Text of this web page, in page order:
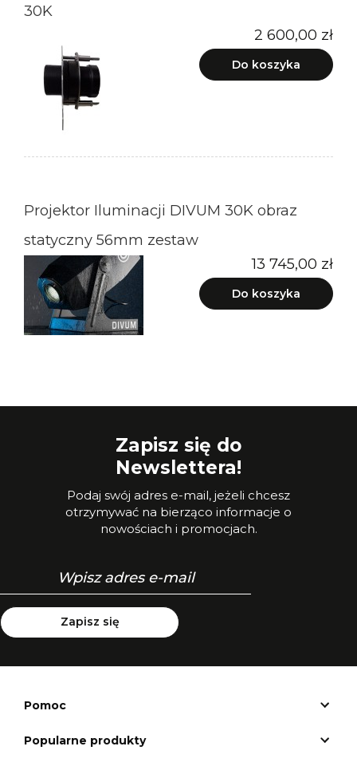
30K
2 600,00 zł
Do koszyka
Projektor Iluminacji DIVUM 30K obraz
statyczny 56mm zestaw
13 745,00 zł
Do koszyka
Zapisz się do
Newslettera!
Podaj swój adres e-mail, jeżeli chcesz
otrzymywać na bierząco informacje o
nowościach i promocjach.
Zapisz się
Pomoc
Popularne produkty